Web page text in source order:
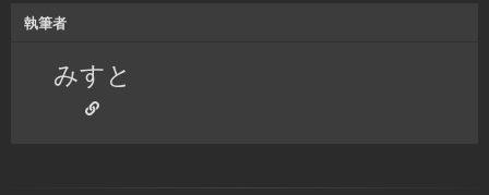
執筆者
みすと